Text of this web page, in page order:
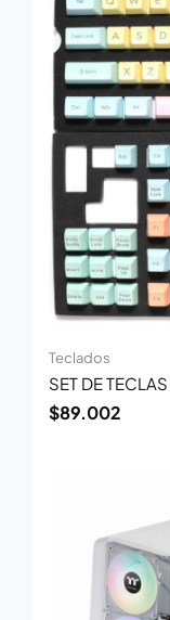
Teclados
SET DE
$89.002